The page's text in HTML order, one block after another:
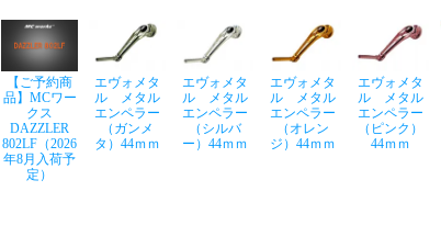
【ご予約商
品】MCワー
クス
DAZZLER
802LF（2026
年8月入荷予
定）
エヴォメタ
ル メタル
エンペラー
（ガンメ
タ）44ｍｍ
エヴォメタ
ル メタル
エンペラー
（シルバ
ー）44ｍｍ
エヴォメタ
ル メタル
エンペラー
（オレン
ジ）44ｍｍ
エヴォメタ
ル メタル
エンペラー
（ピンク）
44ｍｍ